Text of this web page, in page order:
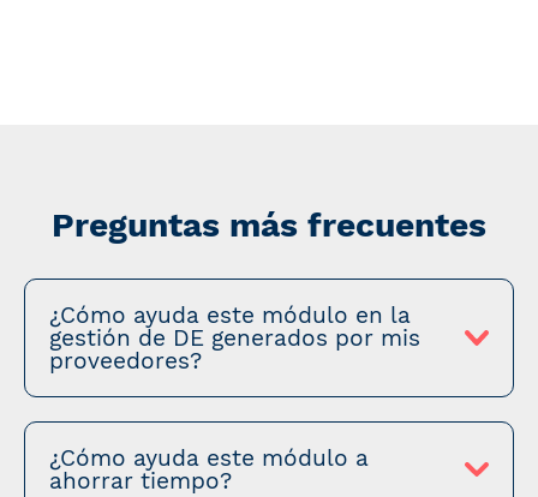
Preguntas más frecuentes
¿Cómo ayuda este módulo en la
gestión de DE generados por mis
proveedores?
¿Cómo ayuda este módulo a
ahorrar tiempo?